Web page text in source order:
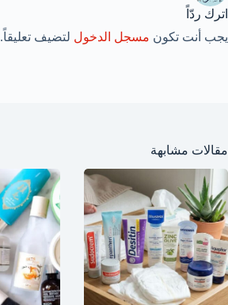
اترك ردّاً
يجب أنت تكون مسجل الدخول لتضيف تعليقاً.
مقالات مشابهة